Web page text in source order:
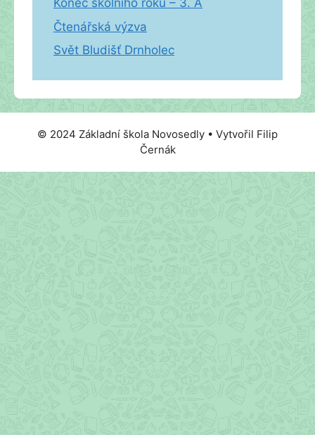
Konec školního roku – 3. A
Čtenářská výzva
Svět Bludišť Drnholec
© 2024 Základní škola Novosedly • Vytvořil Filip
Černák